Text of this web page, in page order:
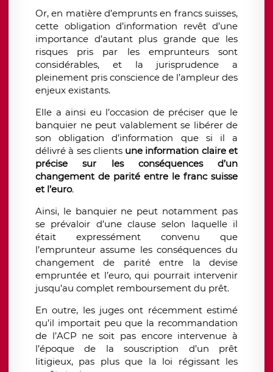
Or, en matière d’emprunts en francs suisses,
cette obligation d’information revêt d’une
importance d’autant plus grande que les
risques pris par les emprunteurs sont
considérables, et la jurisprudence a
pleinement pris conscience de l’ampleur des
enjeux existants.
Elle a ainsi eu l’occasion de préciser que le
banquier ne peut valablement se libérer de
son obligation d’information que si il a
délivré à ses clients une information claire et
précise sur les conséquences d’un
changement de parité entre le franc suisse
et l’euro.
Ainsi, le banquier ne peut notamment pas
se prévaloir d’une clause selon laquelle il
était expressément convenu que
l’emprunteur assume les conséquences du
changement de parité entre la devise
empruntée et l’euro, qui pourrait intervenir
jusqu’au complet remboursement du prêt.
En outre, les juges ont récemment estimé
qu’il importait peu que la recommandation
de l’ACP ne soit pas encore intervenue à
l’époque de la souscription d’un prêt
litigieux, pas plus que la loi régissant les